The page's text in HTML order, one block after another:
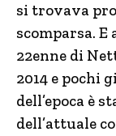
si trovava
scomparsa. E
22enne di
2014 e pochi
dell’epoca è
dell’attuale